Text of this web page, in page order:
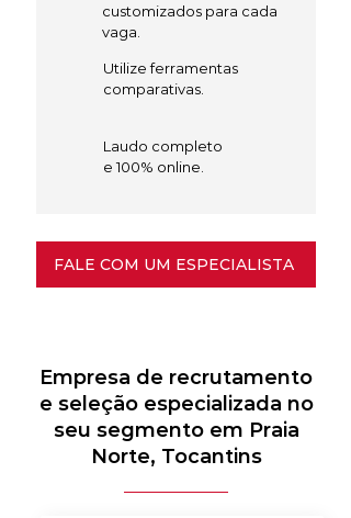
customizados para cada
vaga.
Utilize ferramentas
comparativas.
Laudo completo
e 100% online.
FALE COM UM ESPECIALISTA
Empresa de recrutamento
e seleção especializada no
seu segmento em Praia
Norte, Tocantins